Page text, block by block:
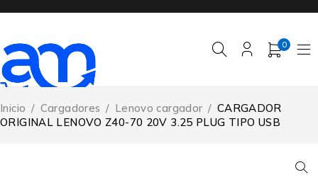
0
Inicio / Cargadores / Lenovo cargador / CARGADOR
ORIGINAL LENOVO Z40-70 20V 3.25 PLUG TIPO USB